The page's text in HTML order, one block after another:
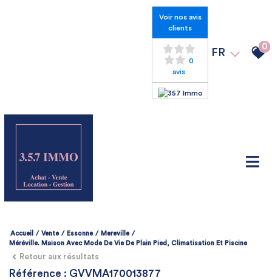
Voir nos avis
clients
0
avis
FR
0
Accueil Vente Essonne
Mereville
Méréville. Maison Avec Mode De Vie De Plain Pied, Climatisation Et Piscine
Retour aux résultats
Référence : GVVMA170013877